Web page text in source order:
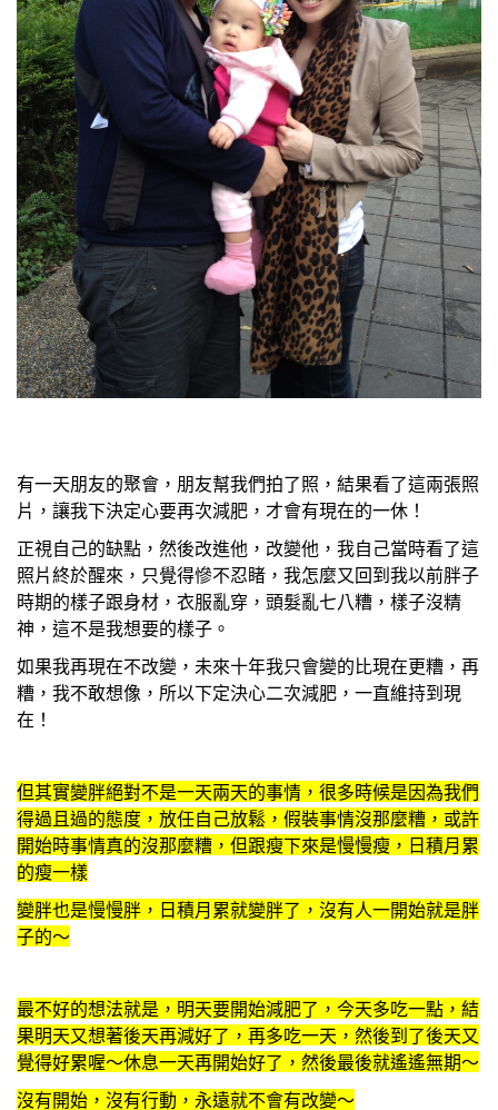
有一天朋友的聚會，朋友幫我們拍了照，結果看了這兩張照
片，讓我下決定心要再次減肥，才會有現在的一休！
正視自己的缺點，然後改進他，改變他，我自己當時看了這
照片終於醒來，只覺得慘不忍睹，我怎麼又回到我以前胖子
時期的樣子跟身材，衣服亂穿，頭髮亂七八糟，樣子沒精
神，這不是我想要的樣子。
如果我再現在不改變，未來十年我只會變的比現在更糟，再
糟，我不敢想像，所以下定決心二次減肥，一直維持到現
在！
但其實變胖絕對不是一天兩天的事情，很多時候是因為我們
得過且過的態度，放任自己放鬆，假裝事情沒那麼糟，或許
開始時事情真的沒那麼糟，但跟瘦下來是慢慢瘦，日積月累
的瘦一樣
變胖也是慢慢胖，日積月累就變胖了，沒有人一開始就是胖
子的～
最不好的想法就是，明天要開始減肥了，今天多吃一點，結
果明天又想著後天再減好了，再多吃一天，然後到了後天又
覺得好累喔～休息一天再開始好了，然後最後就遙遙無期～
沒有開始，沒有行動，永遠就不會有改變～